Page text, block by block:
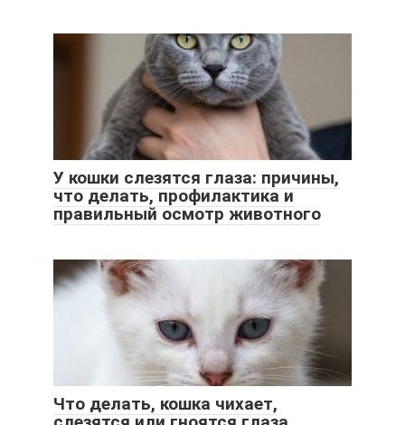
У кошки слезятся глаза: причины,
что делать, профилактика и
правильный осмотр животного
Что делать, кошка чихает,